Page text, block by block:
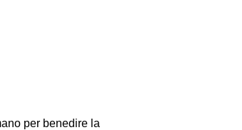
per benedire la